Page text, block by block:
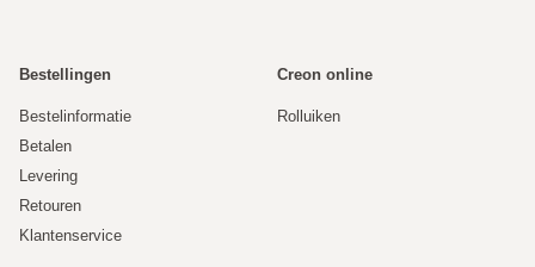
Bestellingen
Bestelinformatie
Betalen
Levering
Retouren
Klantenservice
Creon online
Rolluiken